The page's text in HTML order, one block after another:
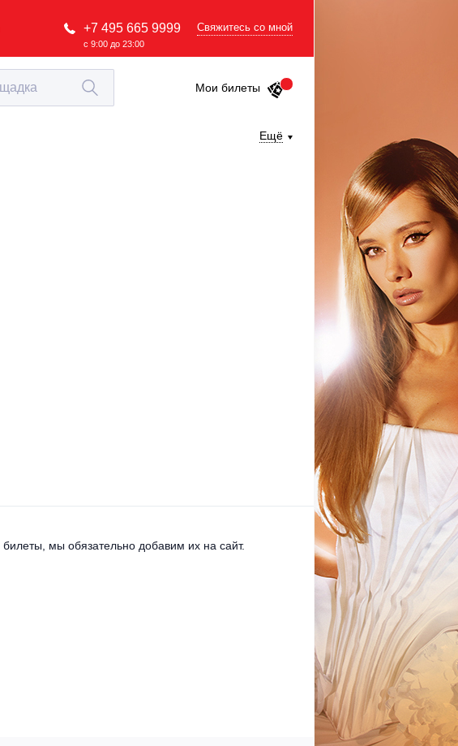
+7 495 665 9999
с 9:00 до 23:00
Свяжитесь со мной
Мои билеты
Ещё
мы обязательно добавим их на сайт.